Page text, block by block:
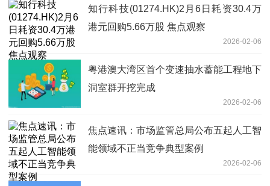
知行科技(01274.HK)2月6日耗资30.4万
港元回购5.66万股 焦点观察
2026-02-06
粤港澳大湾区首个变速抽水蓄能工程地下
洞室群开挖完成
2026-02-06
焦点速讯：市场监管总局公布五起人工智
能领域不正当竞争典型案例
2026-02-06